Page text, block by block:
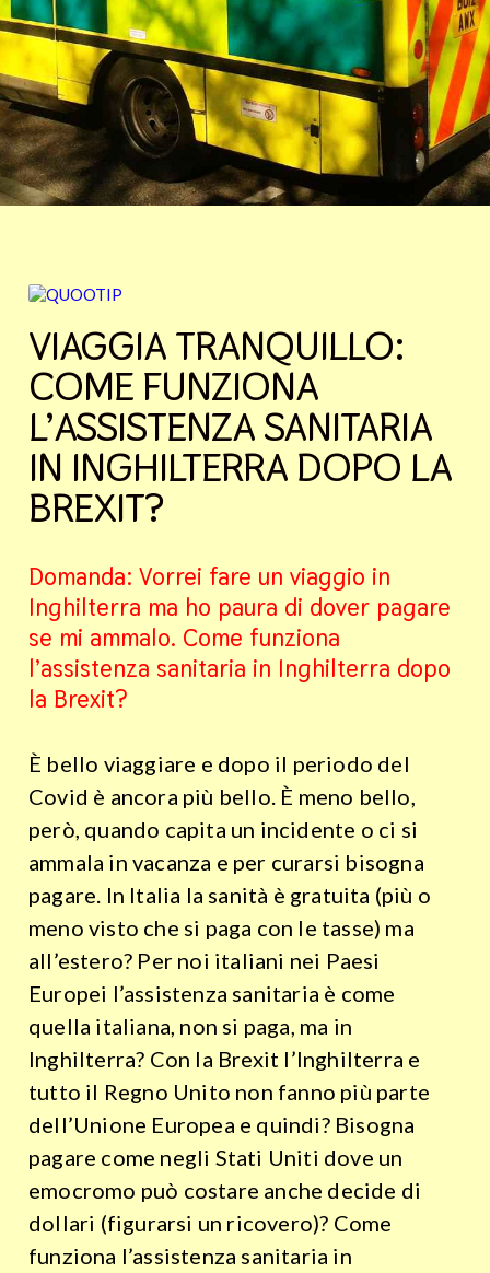
VIAGGIA TRANQUILLO:
COME FUNZIONA
L’ASSISTENZA SANITARIA
IN INGHILTERRA DOPO LA
BREXIT?
Domanda: Vorrei fare un viaggio in
Inghilterra ma ho paura di dover pagare
se mi ammalo. Come funziona
l’assistenza sanitaria in Inghilterra dopo
la Brexit?
È bello viaggiare e dopo il periodo del
Covid è ancora più bello. È meno bello,
però, quando capita un incidente o ci si
ammala in vacanza e per curarsi bisogna
pagare. In Italia la sanità è gratuita (più o
meno visto che si paga con le tasse) ma
all’estero? Per noi italiani nei Paesi
Europei l’assistenza sanitaria è come
quella italiana, non si paga, ma in
Inghilterra? Con la Brexit l’Inghilterra e
tutto il Regno Unito non fanno più parte
dell’Unione Europea e quindi? Bisogna
pagare come negli Stati Uniti dove un
emocromo può costare anche decide di
dollari (figurarsi un ricovero)? Come
funziona l’assistenza sanitaria in